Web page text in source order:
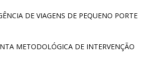
DE VIAGENS DE PEQUENO PORTE
METODOLÓGICA DE INTERVENÇÃO